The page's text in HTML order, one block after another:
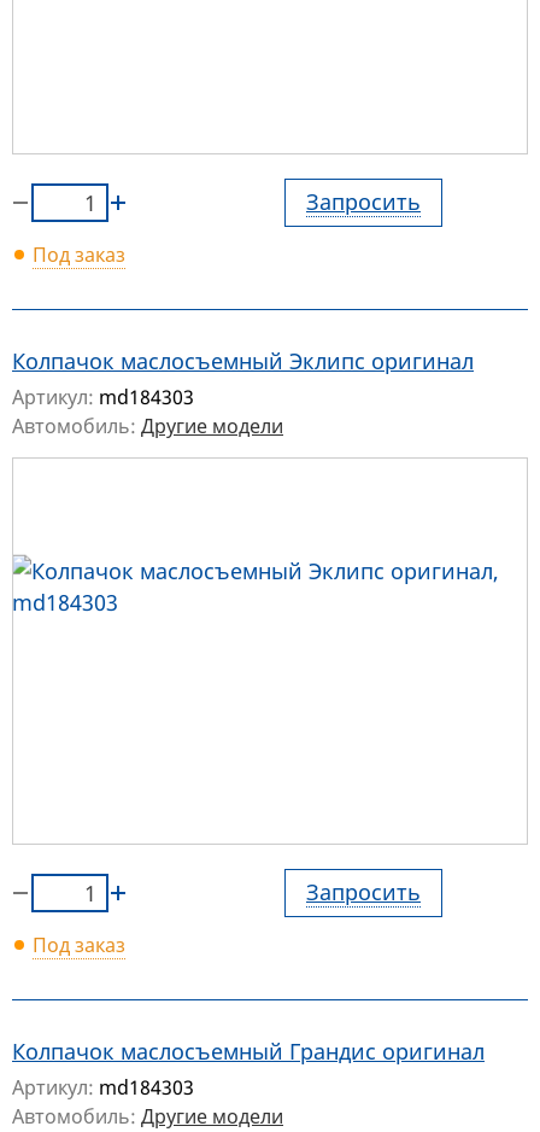
Запросить
Под заказ
Колпачок маслосъемный Эклипс оригинал
Артикул: md184303
Автомобиль: Другие модели
Запросить
Под заказ
Колпачок маслосъемный Грандис оригинал
Артикул: md184303
Автомобиль: Другие модели